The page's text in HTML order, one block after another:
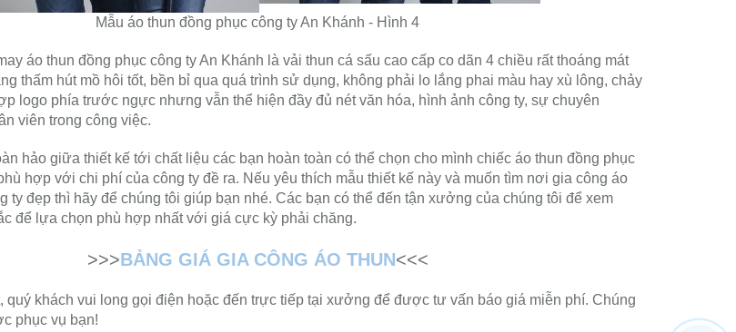
Mẫu áo thun đồng phục công ty An Khánh - Hình 4
áo thun đồng phục công ty An Khánh là vải thun cá sấu cao cấp co dãn 4 chiều rất thoáng mát
thấm hút mồ hôi tốt, bền bỉ qua quá trình sử dụng, không phải lo lắng phai màu hay xù lông, chảy
logo phía trước ngực nhưng vẫn thể hiện đầy đủ nét văn hóa, hình ảnh công ty, sự chuyên
viên trong công việc.
hảo giữa thiết kế tới chất liệu các bạn hoàn toàn có thể chọn cho mình chiếc áo thun đồng phục
hợp với chi phí của công ty đề ra. Nếu yêu thích mẫu thiết kế này và muốn tìm nơi gia công áo
ty đẹp thì hãy để chúng tôi giúp bạn nhé. Các bạn có thể đến tận xưởng của chúng tôi để xem
để lựa chọn phù hợp nhất với giá cực kỳ phải chăng.
>>>BẢNG GIÁ GIA CÔNG ÁO THUN<<<
quý khách vui long gọi điện hoặc đến trực tiếp tại xưởng để được tư vấn báo giá miễn phí. Chúng
phục vụ bạn!